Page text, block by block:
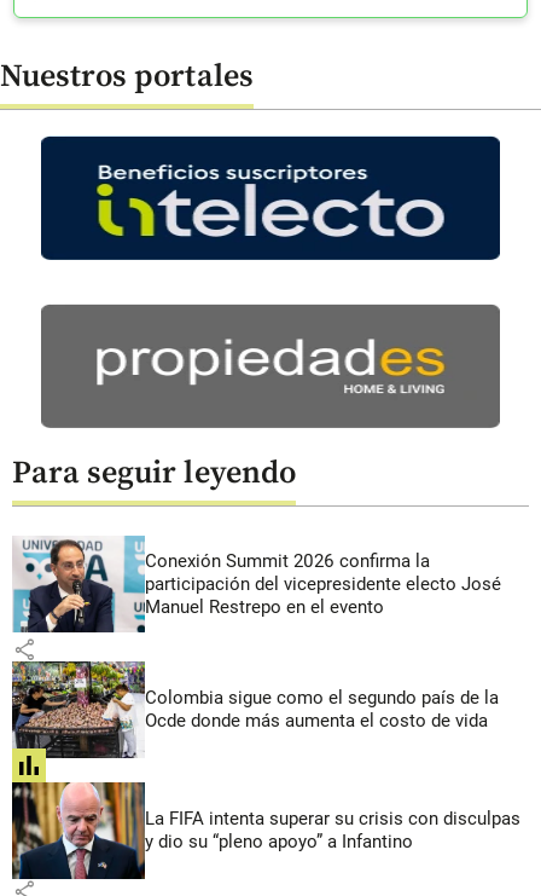
Nuestros portales
Para seguir leyendo
Conexión Summit 2026 confirma la
participación del vicepresidente electo José
Manuel Restrepo en el evento
share
Colombia sigue como el segundo país de la
Ocde donde más aumenta el costo de vida
share
La FIFA intenta superar su crisis con disculpas
y dio su “pleno apoyo” a Infantino